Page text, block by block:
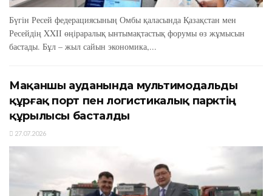
Бүгін Ресей федерациясының Омбы қаласында Қазақстан мен
Ресейдің XXIІ өңіраралық ынтымақтастық форумы өз жұмысын
бастады. Бұл – жыл сайын экономика,...
Мақаншы ауданында мультимодальды
құрғақ порт пен логистикалық парктің
құрылысы басталды
27.07.2026